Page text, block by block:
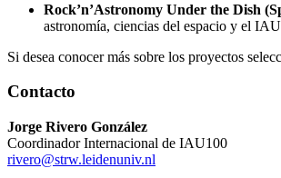
Rock’n’Astronomy Under the Dish
astronomía, ciencias del espacio y el
Si desea conocer más sobre los proyectos
Contacto
Jorge Rivero González
Coordinador Internacional de IAU100
rivero@strw.leidenuniv.nl